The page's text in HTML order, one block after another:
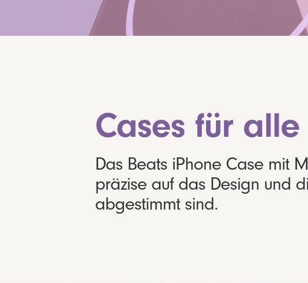
Cases für
Das Beats iPhone Case mit
präzise auf das Design und
abgestimmt sind.